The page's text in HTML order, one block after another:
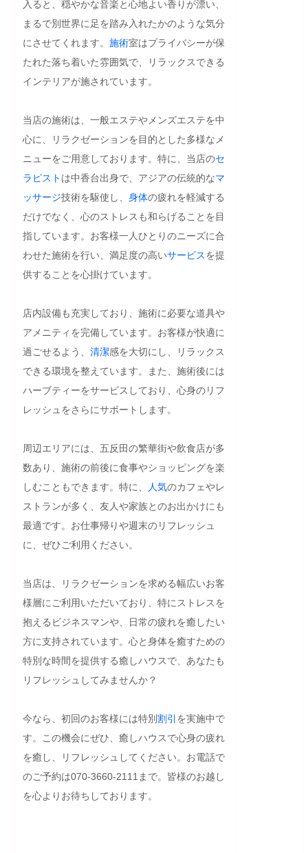
入ると、穏やかな音楽と心地よい香りが漂い、
まるで別世界に足を踏み入れたかのような気分
にさせてくれます。 施術室はプライバシーが保
たれた落ち着いた雰囲気で、リラックスできる
インテリアが施されています。
当店の施術は、一般エステやメンズエステを中
心に、リラクゼーションを目的とした多様なメ
ニューをご用意しております。特に、当店のセ
ラピスト は中香台出身で、アジアの伝統的なマ
ッサージ技術を駆使し、 身体の疲れを軽減する
だけでなく、心のストレスも和らげることを目
指しています。お客様一人ひとりのニーズに合
わせた施術を行い、満足度の高いサービスを提
供することを心掛けています。
店内設備も充実しており、施術に必要な道具や
アメニティを完備しています。お客様が快適に
過ごせるよう、 清潔感を大切にし、リラックス
できる環境を整えています。また、施術後には
ハーブティーをサービスしており、心身のリフ
レッシュをさらにサポートします。
周辺エリアには、五反田の繁華街や飲食店が多
数あり、施術の前後に食事やショッピングを楽
しむこともできます。特に、
人気のカフェやレ
ストランが多く、友人や家族とのお出かけにも
最適です。お仕事帰りや週末のリフレッシュ
に、ぜひご利用ください。
当店は、リラクゼーションを求める幅広いお客
様層にご利用いただいており、特にストレスを
抱えるビジネスマンや、日常の疲れを癒したい
方に支持されています。心と身体を癒すための
特別な時間を提供する癒しハウスで、あなたも
リフレッシュしてみませんか？
今なら、初回のお客様には特別割引 を実施中で
す。この機会にぜひ、癒しハウスで心身の疲れ
を癒し、リフレッシュしてください。お電話で
のご予約は070-3660-2111まで。皆様のお越し
を心よりお待ちしております。